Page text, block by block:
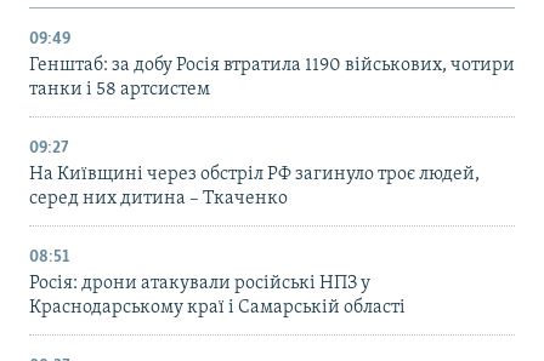
09:49
Генштаб: за добу Росія втратила 1190 військових, чотири
танки і 58 артсистем
09:27
На Київщині через обстріл РФ загинуло троє людей,
серед них дитина – Ткаченко
08:51
Росія: дрони атакували російські НПЗ у
Краснодарському краї і Самарській області